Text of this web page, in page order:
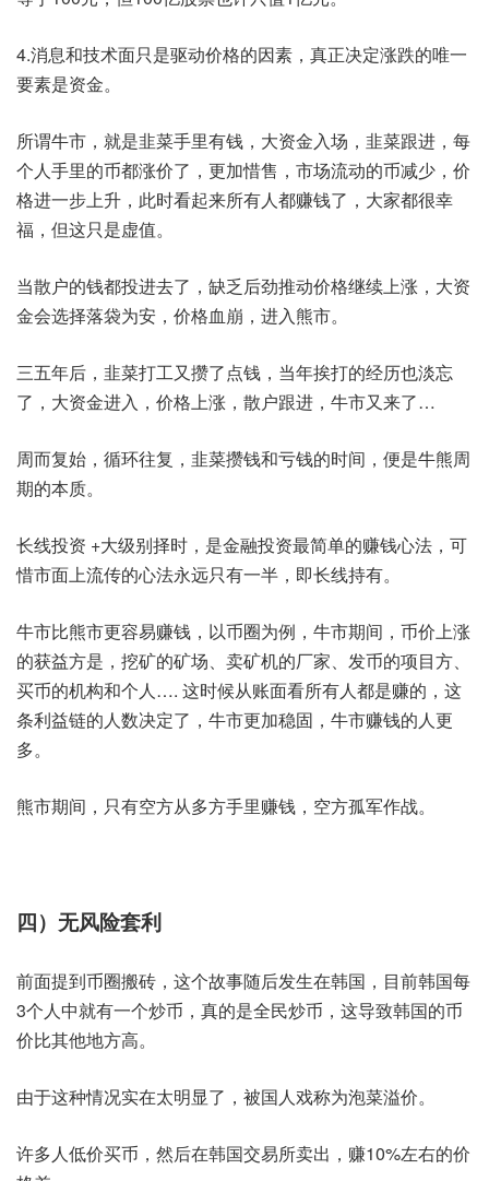
4.消息和技术面只是驱动价格的因素，真正决定涨跌的唯一
要素是资金。
所谓牛市，就是韭菜手里有钱，大资金入场，韭菜跟进，​每
个人手里的币都涨价了，更加惜售，市场流动的币减少，价
格进一步上升，此时看起来所有人都赚钱了，大家都很幸
福，但这只是虚值。
当散户的钱都投进去了，缺乏后劲推动价格继续上涨，大资
金会选择落袋为安，价格血崩，进入熊市。
三五年后，韭菜打工又攒了点钱，当年挨打的经历也淡忘
了，大资金进入，价格上涨，散户跟进，牛市又来了…
周而复始，循环往复，韭菜攒钱和亏钱的时间，便是​牛熊周
期的本质。
长线投资 +大级别择时，是金融投资最简单的赚钱心法，可
惜市面上流传的心法永远只有一半，即长线持有。
牛市比熊市更容易赚钱，以币圈为例，牛市期间，币价上涨
的获益方是，挖矿的矿场、卖矿机的厂家、​发币的项目方、
买币的机构和个人…. 这时候从账面看所有人都是赚的，这
条利益链的人数决定了，牛市更加稳固，牛市赚钱的人更
多。
熊市期间，只有空方从多方手里赚钱，空方孤军作战。
四）无风险套利
前面提到币圈搬砖，这个故事随后发生在韩国，目前韩国每
3个人中就有一个炒币，真的是全民炒币，这导致韩国的币
价比其他地方高。
由于这种情况实在太明显了，被国人戏称为泡菜溢价。
许多人低价买币，然后在韩国交易所卖出，赚10%左右的价